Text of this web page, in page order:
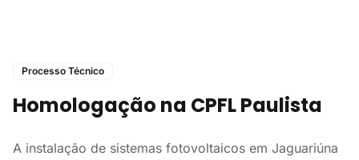
Processo Técnico
Homologação na CPFL Paulista
A instalação de sistemas fotovoltaicos em Jaguariúna